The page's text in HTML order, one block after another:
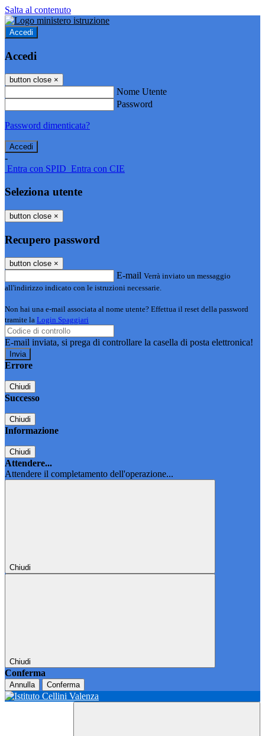
Salta al contenuto
Accedi
Accedi
button close ×
Nome Utente
Password
Password dimenticata?
-
Entra con SPID Entra con CIE
Seleziona utente
button close ×
Recupero password
button close ×
E-mail Verrà inviato un messaggio
all'indirizzo indicato con le istruzioni necessarie.
Non hai una e-mail associata al nome utente? Effettua il reset della password
tramite la Login Spaggiari
E-mail inviata, si prega di controllare la casella di posta elettronica!
Errore
Chiudi
Successo
Chiudi
Informazione
Chiudi
Attendere...
Attendere il completamento dell'operazione...
Chiudi
Chiudi
Conferma
Annulla Conferma